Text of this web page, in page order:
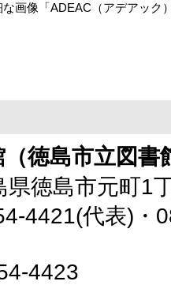
画像「ADEAC（アデアック
徳島市立図書
徳島市元町1
4421(代表)・
4423